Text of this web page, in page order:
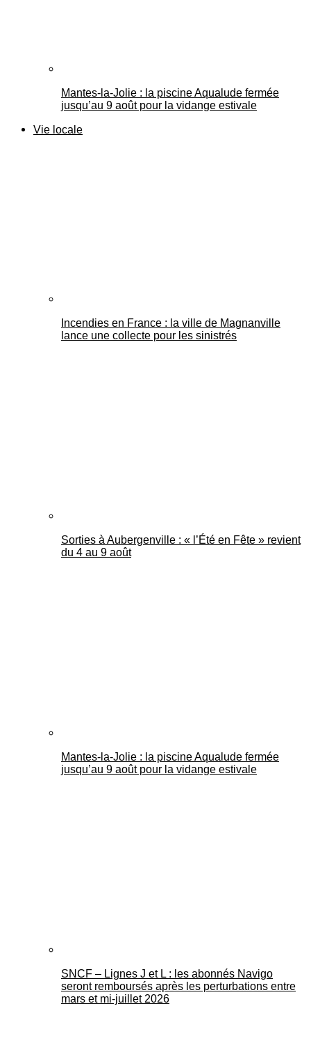
Mantes-la-Jolie : la piscine Aqualude fermée
jusqu’au 9 août pour la vidange estivale
Vie locale
Incendies en France : la ville de Magnanville
lance une collecte pour les sinistrés
Sorties à Aubergenville : « l’Été en Fête » revient
du 4 au 9 août
Mantes-la-Jolie : la piscine Aqualude fermée
jusqu’au 9 août pour la vidange estivale
SNCF – Lignes J et L : les abonnés Navigo
seront remboursés après les perturbations entre
mars et mi-juillet 2026